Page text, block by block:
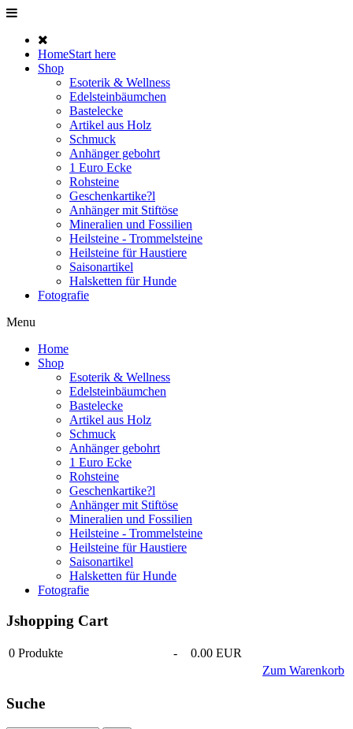
HomeStart here
Shop
Esoterik & Wellness
Edelsteinbäumchen
Bastelecke
Artikel aus Holz
Schmuck
Anhänger gebohrt
1 Euro Ecke
Rohsteine
Geschenkartike?l
Anhänger mit Stiftöse
Mineralien und Fossilien
Heilsteine - Trommelsteine
Heilsteine für Haustiere
Saisonartikel
Halsketten für Hunde
Fotografie
Menu
Home
Shop
Esoterik & Wellness
Edelsteinbäumchen
Bastelecke
Artikel aus Holz
Schmuck
Anhänger gebohrt
1 Euro Ecke
Rohsteine
Geschenkartike?l
Anhänger mit Stiftöse
Mineralien und Fossilien
Heilsteine - Trommelsteine
Heilsteine für Haustiere
Saisonartikel
Halsketten für Hunde
Fotografie
Jshopping Cart
0 Produkte -
0.00 EUR
Zum Warenkorb
Suche